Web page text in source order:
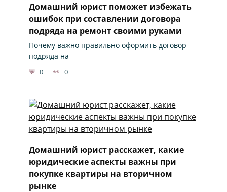
Домашний юрист поможет избежать
ошибок при составлении договора
подряда на ремонт своими руками
Почему важно правильно оформить договор
подряда на
0 0
Домашний юрист расскажет, какие
юридические аспекты важны при
покупке квартиры на вторичном
рынке